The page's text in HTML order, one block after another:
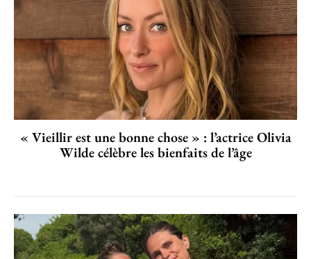
« Vieillir est une bonne chose » : l’actrice Olivia
Wilde célèbre les bienfaits de l’âge